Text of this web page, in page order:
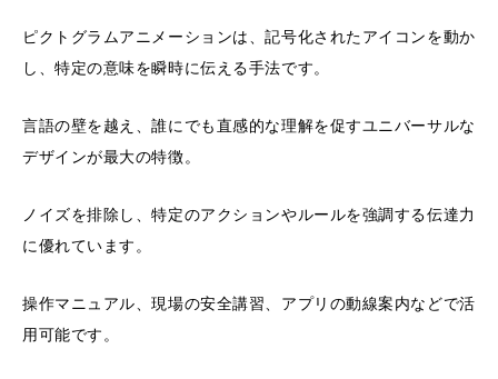
ピクトグラムアニメーションは、記号化されたアイコンを動か
し、特定の意味を瞬時に伝える手法です。
言語の壁を越え、誰にでも直感的な理解を促すユニバーサルな
デザインが最大の特徴。
ノイズを排除し、特定のアクションやルールを強調する伝達力
に優れています。
操作マニュアル、現場の安全講習、アプリの動線案内などで活
用可能です。